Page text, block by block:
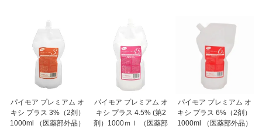
パイモア プレミアム オ
キシ プラス 3%（2剤）
1000ml （医薬部外品）
パイモア プレミアム オ
キシ プラス 4.5% (第2
剤）1000ｍｌ （医薬部
パイモア プレミアム オ
キシ プラス 6%（2剤）
1000ml （医薬部外品）